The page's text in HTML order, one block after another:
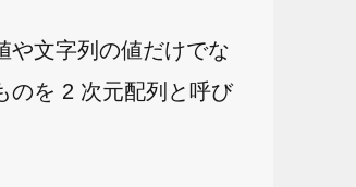
や文字列の値だけでな
のを 2 次元配列と呼び